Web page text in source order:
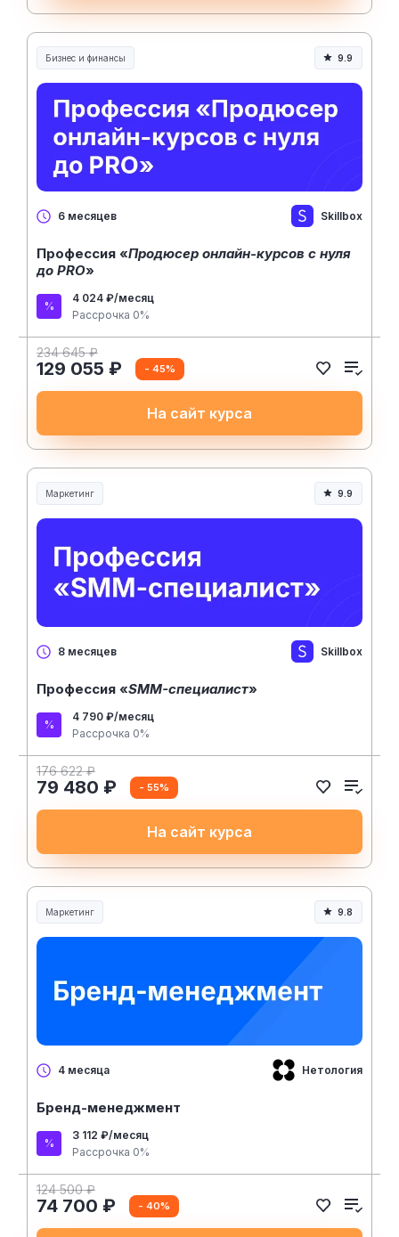
Бизнес и финансы 9.9
6 месяцев Skillbox
Профессия «Продюсер онлайн-курсов с нуля
до PRO»
4 024 ₽/месяц
Рассрочка 0%
234 645 ₽
129 055 ₽ - 45%
На сайт курса
Маркетинг 9.9
8 месяцев Skillbox
Профессия «SMM-специалист»
4 790 ₽/месяц
Рассрочка 0%
176 622 ₽
79 480 ₽ - 55%
На сайт курса
Маркетинг 9.8
4 месяца Нетология
Бренд-менеджмент
3 112 ₽/месяц
Рассрочка 0%
124 500 ₽
74 700 ₽ - 40%